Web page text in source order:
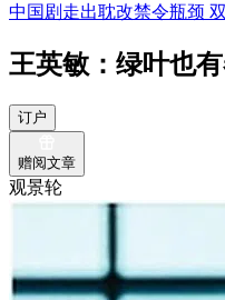
中国剧走出耽改禁令瓶颈
王英敏：绿叶也
订户
赠阅文章
观景轮